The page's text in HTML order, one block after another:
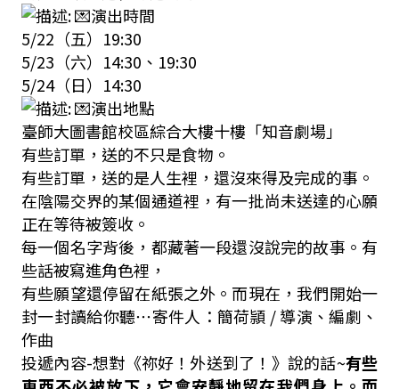
演出時間
5/22 （五） 19:30
5/23 （六） 14:30 、 19:30
5/24（日） 14:30
演出地點
臺師大圖書館校區綜合大樓十樓「知音劇場」
有些訂單，送的不只是食物。
有些訂單，送的是人生裡，還沒來得及完成的事。
在陰陽交界的某個通道裡，有一批尚未送達的心願
正在等待被簽收。
每一個名字背後，都藏著一段還沒說完的故事。有
些話被寫進角色裡，
有些願望還停留在紙張之外。而現在，我們開始一
封一封讀給你聽⋯寄件人：簡荷頴 /導演、編劇、
作曲
投遞內容-想對《祢好！外送到了！》說的話~有些